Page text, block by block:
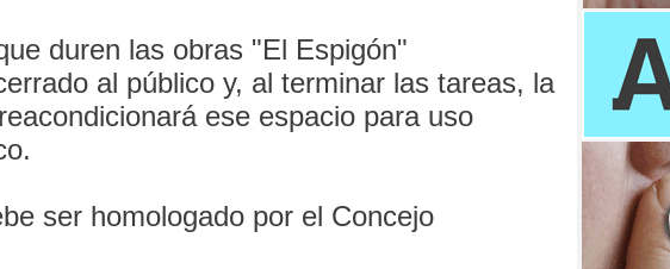
duren las obras "El Espigón"
al público y, al terminar las tareas, la
ese espacio para uso
ser homologado por el Concejo